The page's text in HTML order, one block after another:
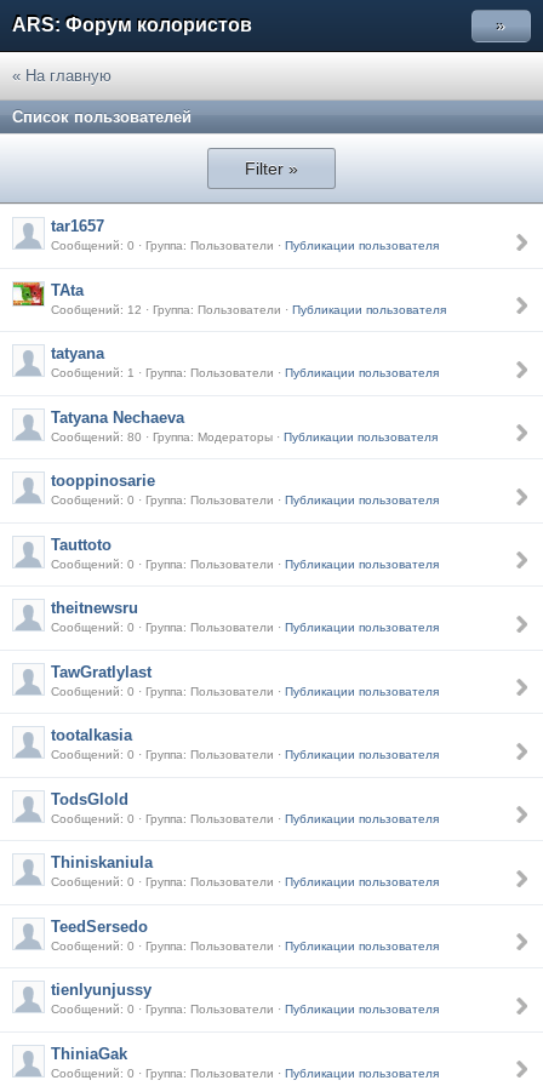
ARS: Форум колористов »
« На главную
Список пользователей
Filter »
tar1657
Сообщений: 0 · Группа: Пользователи · Публикации пользователя
TAta
Сообщений: 12 · Группа: Пользователи · Публикации пользователя
tatyana
Сообщений: 1 · Группа: Пользователи · Публикации пользователя
Tatyana Nechaeva
Сообщений: 80 · Группа: Модераторы · Публикации пользователя
tooppinosarie
Сообщений: 0 · Группа: Пользователи · Публикации пользователя
Tauttoto
Сообщений: 0 · Группа: Пользователи · Публикации пользователя
theitnewsru
Сообщений: 0 · Группа: Пользователи · Публикации пользователя
TawGratlylast
Сообщений: 0 · Группа: Пользователи · Публикации пользователя
tootalkasia
Сообщений: 0 · Группа: Пользователи · Публикации пользователя
TodsGlold
Сообщений: 0 · Группа: Пользователи · Публикации пользователя
Thiniskaniula
Сообщений: 0 · Группа: Пользователи · Публикации пользователя
TeedSersedo
Сообщений: 0 · Группа: Пользователи · Публикации пользователя
tienlyunjussy
Сообщений: 0 · Группа: Пользователи · Публикации пользователя
ThiniaGak
Сообщений: 0 · Группа: Пользователи · Публикации пользователя